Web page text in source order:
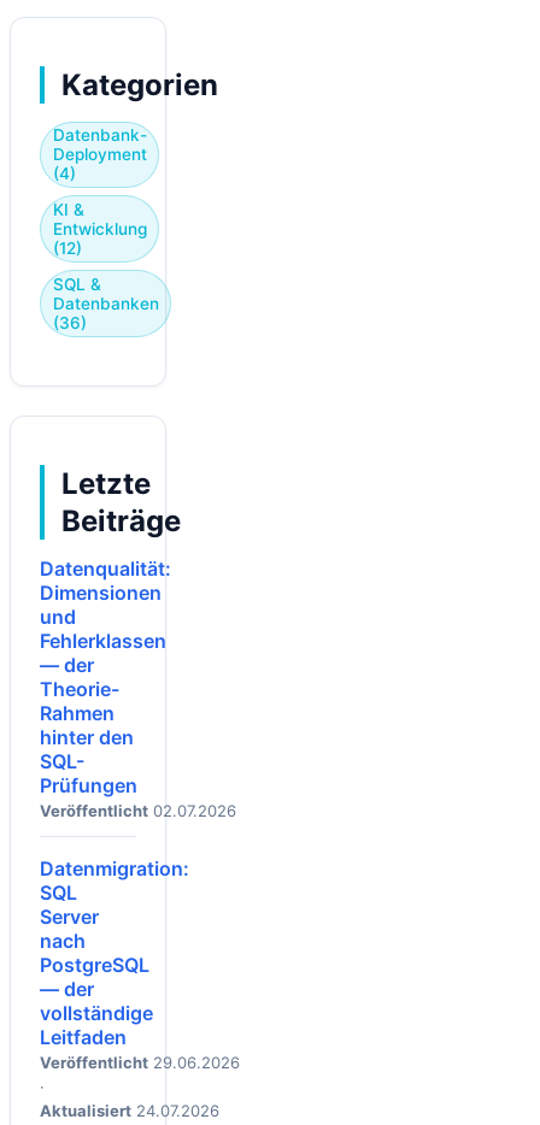
Kategorien
Datenbank-
Deployment
(4)
KI &
Entwicklung
(12)
SQL &
Datenbanken
(36)
Letzte
Beiträge
Datenqualität:
Dimensionen
und
Fehlerklassen
— der
Theorie-
Rahmen
hinter den
SQL-
Prüfungen
Veröffentlicht 02.07.2026
Datenmigration:
SQL
Server
nach
PostgreSQL
— der
vollständige
Leitfaden
Veröffentlicht 29.06.2026
·
Aktualisiert 24.07.2026